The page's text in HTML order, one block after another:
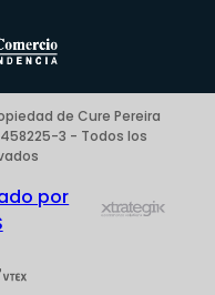
Place to Pay
de Cure Pereira
3 - Todos los
por